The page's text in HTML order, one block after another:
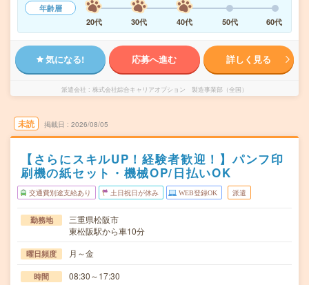
年齢層
20代
30代 40代 50代 60代
気になる! 応募へ進む 詳しく見る
派遣会社 株式会社綜合キャリアオプション 製造事業部（全国）
未読 掲載日 2026/08/05
【さらにスキルUP！経験者歓迎！】パンフ印
刷機の紙セット・機械OP/日払いOK
交通費別途支給あり 土日祝日が休み WEB登録OK 派遣
勤務地
三重県松阪市
東松阪駅から車10分
曜日頻度 月～金
時間 08:30～17:30